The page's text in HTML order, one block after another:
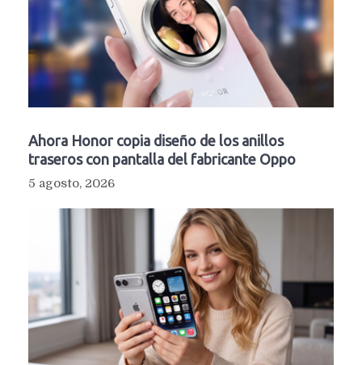
Ahora Honor copia diseño de los anillos
traseros con pantalla del fabricante Oppo
5 agosto, 2026